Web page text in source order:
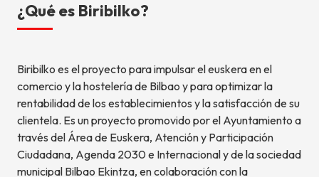
¿Qué es Biribilko?
Biribilko es el proyecto para impulsar el euskera en el
comercio y la hostelería de Bilbao y para optimizar la
rentabilidad de los establecimientos y la satisfacción de su
clientela. Es un proyecto promovido por el Ayuntamiento a
través del Área de Euskera, Atención y Participación
Ciudadana, Agenda 2030 e Internacional y de la sociedad
municipal Bilbao Ekintza, en colaboración con la